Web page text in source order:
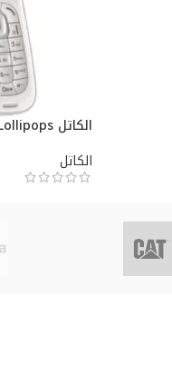
الكاتل Lollipops
الكاتل